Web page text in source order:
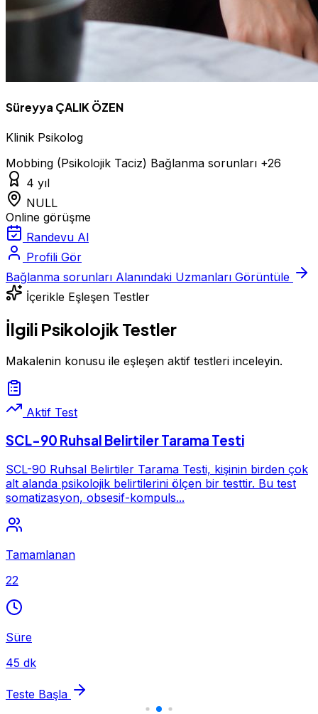
Süreyya ÇALIK ÖZEN
Klinik Psikolog
Mobbing (Psikolojik Taciz) Bağlanma sorunları +26
4 yıl
NULL
Online görüşme
Randevu Al
Profili Gör
Bağlanma sorunları Alanındaki Uzmanları Görüntüle
İçerikle Eşleşen Testler
İlgili Psikolojik Testler
Makalenin konusu ile eşleşen aktif testleri inceleyin.
Aktif Test
SCL-90 Ruhsal Belirtiler Tarama Testi
SCL-90 Ruhsal Belirtiler Tarama Testi, kişinin birden çok
alt alanda psikolojik belirtilerini ölçen bir testtir. Bu test
somatizasyon, obsesif-kompuls...
Tamamlanan
22
Süre
45 dk
Teste Başla